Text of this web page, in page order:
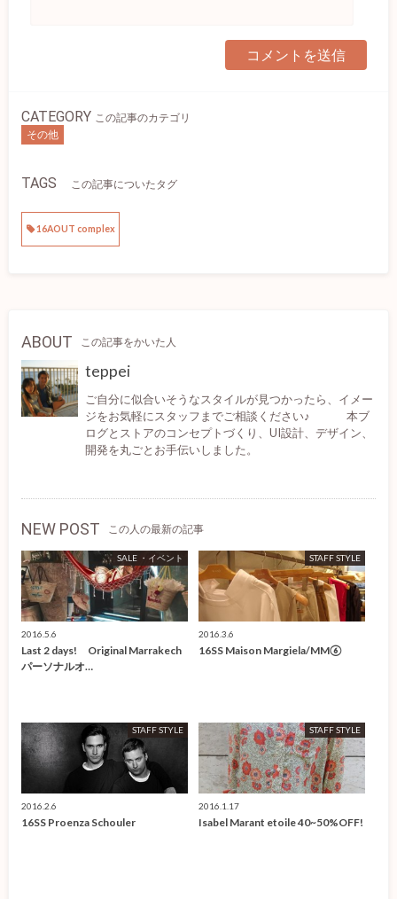
CATEGORY この記事のカテゴリ
その他
TAGS この記事についたタグ
16AOUT complex
ABOUT この記事をかいた人
teppei
ご自分に似合いそうなスタイルが見つかったら、イメー
ジをお気軽にスタッフまでご相談ください♪ 本ブ
ログとストアのコンセプトづくり、UI設計、デザイン、
開発を丸ごとお手伝いしました。
NEW POST この人の最新の記事
SALE ・イベント
2016.5.6
Last 2 days! Original Marrakech
パーソナルオ…
STAFF STYLE
2016.3.6
16SS Maison Margiela/MM⑥
STAFF STYLE
2016.2.6
16SS Proenza Schouler
STAFF STYLE
2016.1.17
Isabel Marant etoile 40~50%OFF!